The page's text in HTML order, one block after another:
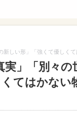
新しい形」「強くて優しくて
実」「別々の
てはかない